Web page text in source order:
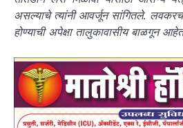
असल्याचे त्यांनी आवर्जून सांगितले. लवकरच
होण्याची अपेक्षा तालुकावासीय बाळगून